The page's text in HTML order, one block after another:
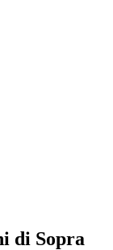
di Sopra